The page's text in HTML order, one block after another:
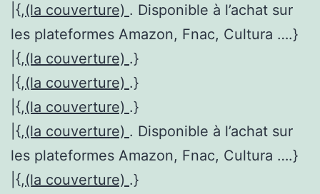
|{,(la couverture) . Disponible à l’achat sur
les plateformes Amazon, Fnac, Cultura ….}
|{,(la couverture) .}
|{,(la couverture) .}
|{,(la couverture) .}
|{,(la couverture) . Disponible à l’achat sur
les plateformes Amazon, Fnac, Cultura ….}
|{,(la couverture) .}